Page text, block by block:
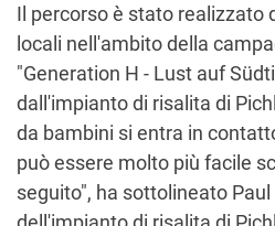
Il percorso è stato realizzato
locali nell'ambito della
"Generation H - Lust auf
dall'impianto di risalita di
da bambini si entra in
può essere molto più facile
seguito", ha sottolineato